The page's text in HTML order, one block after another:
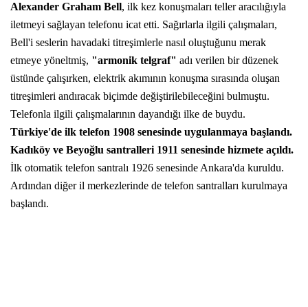
Alexander Graham Bell, ilk kez konuşmaları teller aracılığıyla
iletmeyi sağlayan telefonu icat etti. Sağırlarla ilgili çalışmaları,
Bell'i seslerin havadaki titreşimlerle nasıl oluştuğunu merak
etmeye yöneltmiş, "armonik telgraf" adı verilen bir düzenek
üstünde çalışırken, elektrik akımının konuşma sırasında oluşan
titreşimleri andıracak biçimde değiştirilebileceğini bulmuştu.
Telefonla ilgili çalışmalarının dayandığı ilke de buydu.
Türkiye'de ilk telefon 1908 senesinde uygulanmaya başlandı.
Kadıköy ve Beyoğlu santralleri 1911 senesinde hizmete açıldı.
İlk otomatik telefon santralı 1926 senesinde Ankara'da kuruldu.
Ardından diğer il merkezlerinde de telefon santralları kurulmaya
başlandı.